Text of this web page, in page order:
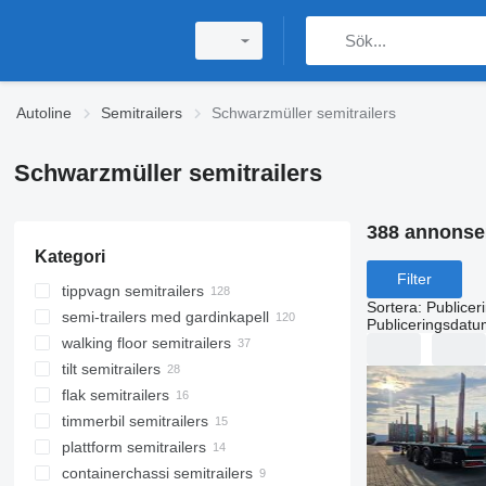
Autoline Semitrailers Schwarzmüller semitrailers
Schwarzmüller semitrailers
Kategori
tippvagn semitrailers
semi-trailers med gardinkapell
walking floor semitrailers
tilt semitrailers
flak semitrailers
timmerbil semitrailers
plattform semitrailers
containerchassi semitrailers
388
Filter
Sortera: